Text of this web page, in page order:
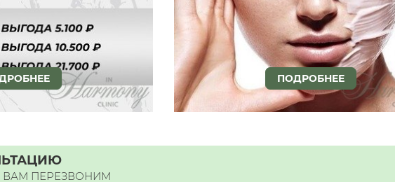
ПОДРОБНЕЕ
ПЕРЕЗВОНИМ